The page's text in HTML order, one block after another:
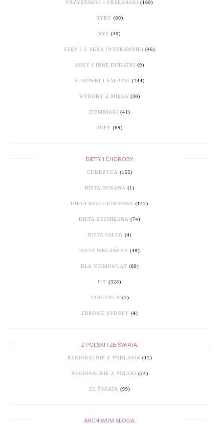
PRZYSTAWKI I PRZEKĄSKI (160)
RYBY (80)
RYŻ (30)
SERY I Z SERA (WYTRAWNIE) (46)
SOSY I INNE DODATKI (9)
SURÓWKI I SAŁATKI (144)
WYROBY Z MIĘSA (30)
ZIEMNIAKI (41)
ZUPY (69)
DIETY I CHOROBY:
CUKRZYCA (155)
DIETA DUKANA (1)
DIETA BEZGLUTENOWA (142)
DIETA BEZMIĘSNA (74)
DIETA PALEO (4)
DIETA WEGAŃSKA (48)
DLA NIEMOWLĄT (80)
FIT (328)
TARCZYCA (2)
ZDROWE SYROPY (4)
Z POLSKI I ZE ŚWIATA:
REGIONALNIE Z PODLASIA (12)
REGIONALNIE Z POLSKI (24)
ZE ŚWIATA (99)
ARCHIWUM BLOGA: